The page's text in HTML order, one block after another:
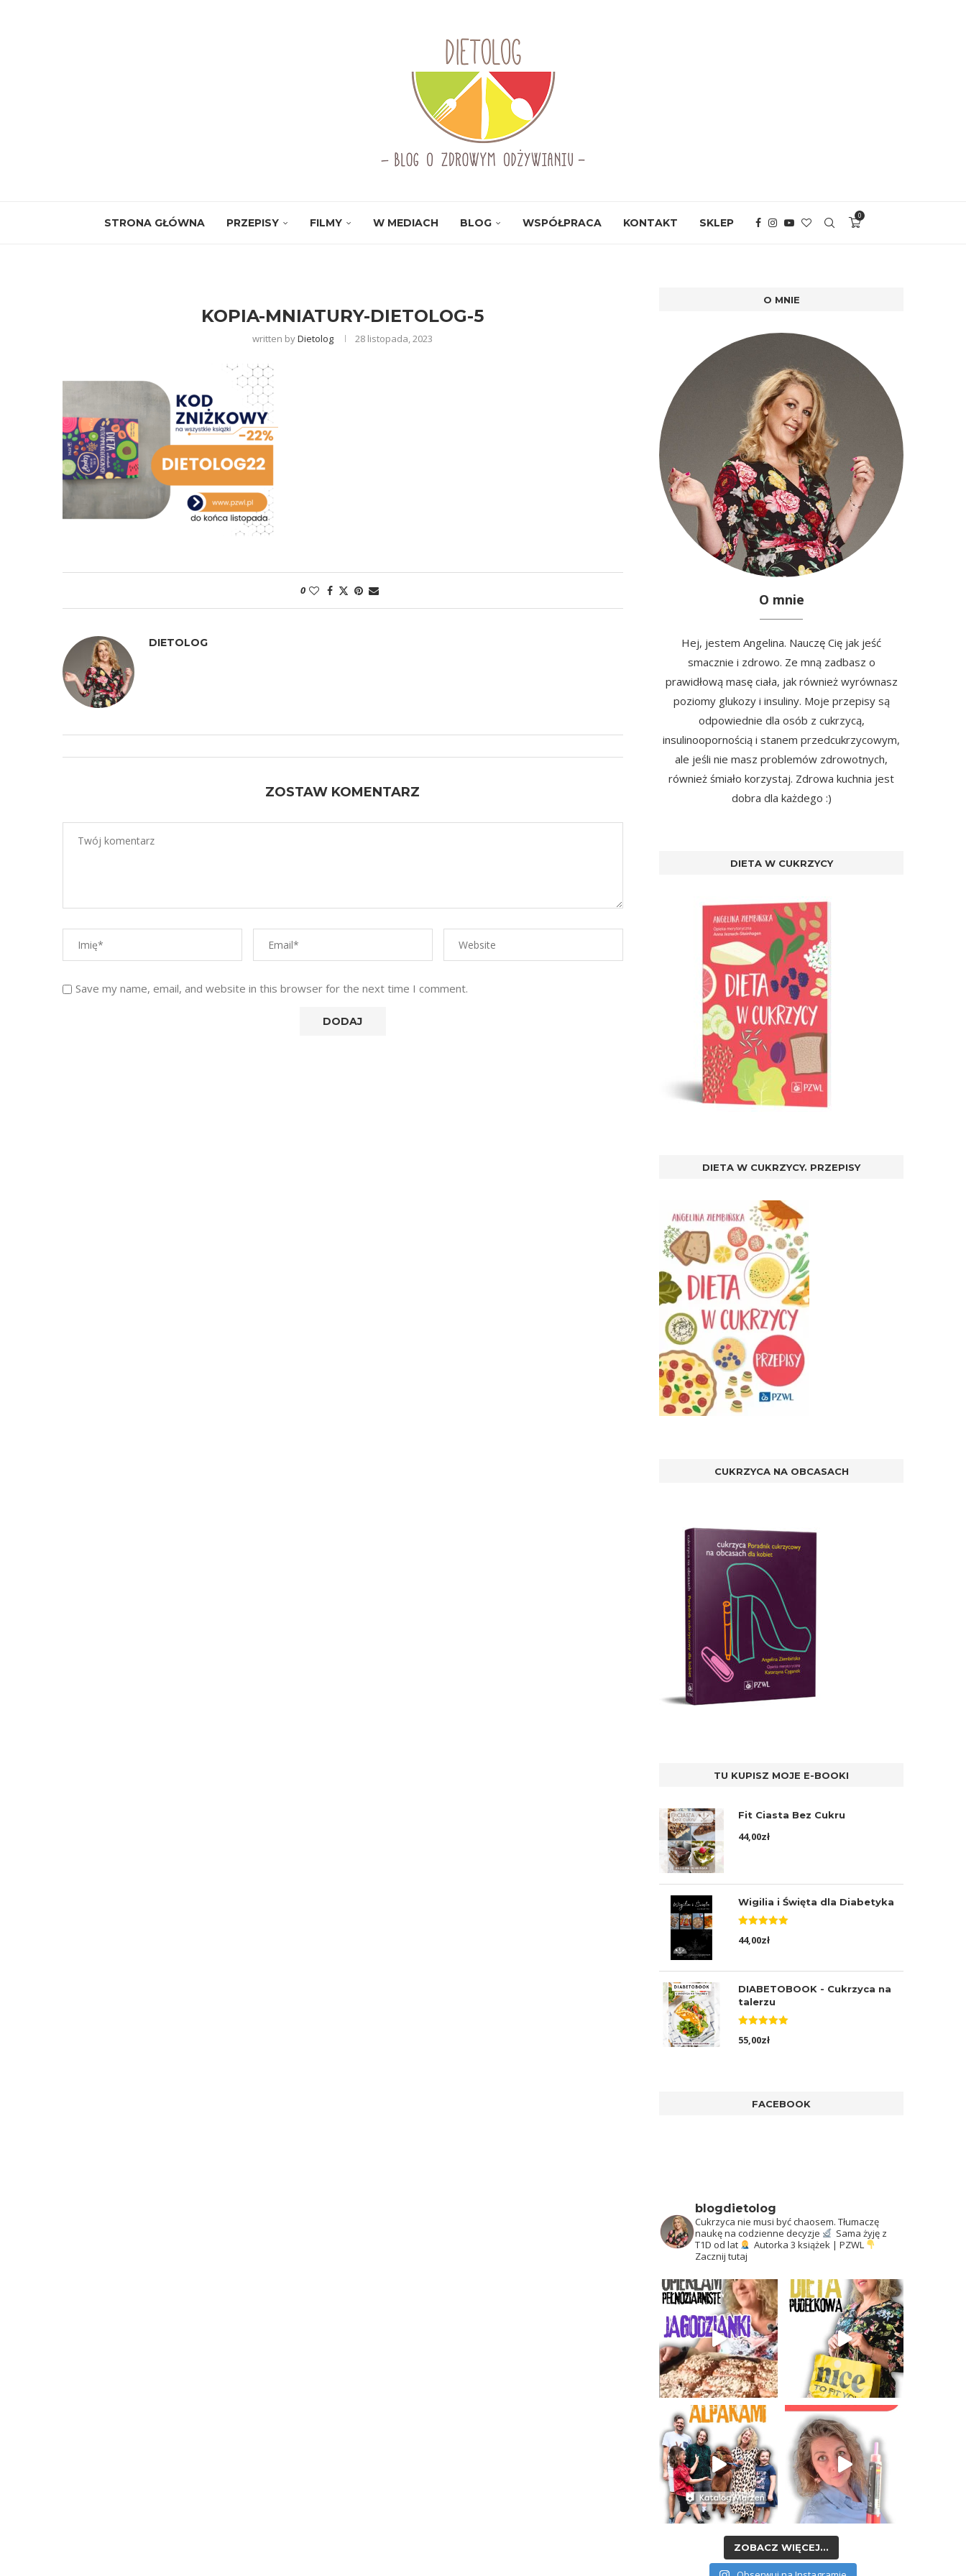
STRONA GŁÓWNA PRZEPISY FILMY W MEDIACH BLOG WSPÓŁPRACA KONTAKT SKLEP
0
KOPIA-MNIATURY-DIETOLOG-5
written byDietolog 28 listopada, 2023
0
DIETOLOG
ZOSTAW KOMENTARZ
Save my name, email, and website in this browser for the next time I comment.
O MNIE
O mnie
Hej, jestem Angelina. Nauczę Cię jak jeść
smacznie i zdrowo. Ze mną zadbasz o
prawidłową masę ciała, jak również wyrównasz
poziomy glukozy i insuliny. Moje przepisy są
odpowiednie dla osób z cukrzycą,
insulinoopornością i stanem przedcukrzycowym,
ale jeśli nie masz problemów zdrowotnych,
również śmiało korzystaj. Zdrowa kuchnia jest
dobra dla każdego :)
DIETA W CUKRZYCY
DIETA W CUKRZYCY. PRZEPISY
CUKRZYCA NA OBCASACH
TU KUPISZ MOJE E-BOOKI
Fit Ciasta Bez Cukru
44,00zł
Wigilia i Święta dla Diabetyka
5.00na 5
44,00zł
DIABETOBOOK - Cukrzyca na
talerzu
5.00na 5
55,00zł
FACEBOOK
blogdietolog
Cukrzyca nie musi być chaosem. Tłumaczę
naukę na codzienne decyzje
Sama żyję z
T1D od lat
Autorka 3 książek | PZWL
Zacznij tutaj
ZOBACZ WIĘCEJ...